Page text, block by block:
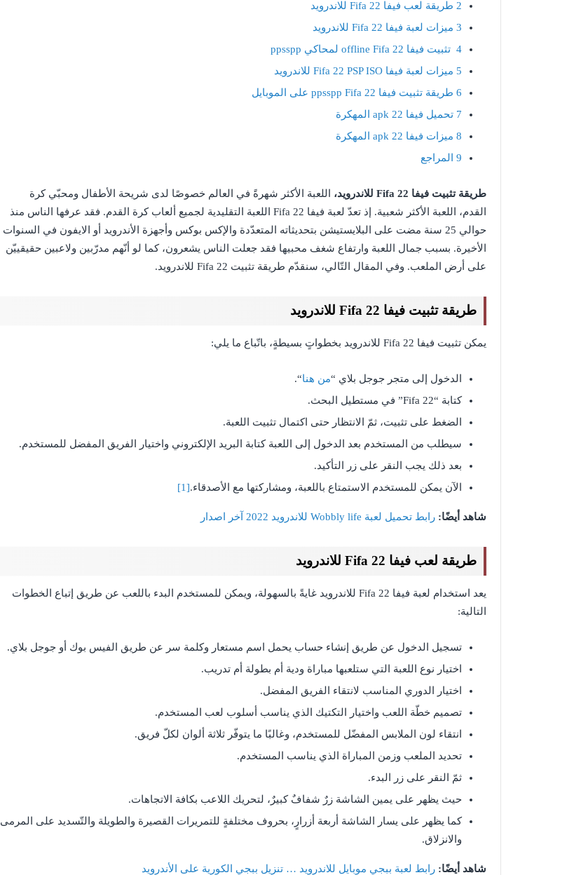
2 طريقة لعب فيفا Fifa 22 للاندرويد
3 ميزات لعبة فيفا Fifa 22 للاندرويد
4 تثبيت فيفا offline Fifa 22 لمحاكي ppsspp
5 ميزات لعبة فيفا Fifa 22 PSP ISO للاندرويد
6 طريقة تثبيت فيفا ppsspp Fifa 22 على الموبايل
7 تحميل فيفا 22 apk المهكرة
8 ميزات فيفا 22 apk المهكرة
9 المراجع
طريقة تثبيت فيفا Fifa 22 للاندرويد، اللعبة الأكثر شهرةً في العالم خصوصًا لدى شريحة الأطفال ومحبّي كرة
القدم، اللعبة الأكثر شعبية. إذ تعدّ لعبة فيفا 22 Fifa اللعبة التقليدية لجميع ألعاب كرة القدم. فقد عرفها الناس منذ
حوالي 25 سنة مضت على البلايستيشن بتحديثاته المتعدّدة والإكس بوكس وأجهزة الأندرويد أو الايفون في السنوات
الأخيرة. بسبب جمال اللعبة وارتفاع شغف محبيها فقد جعلت الناس يشعرون، كما لو أنّهم مدرّبين ولاعبين حقيقييّن
على أرض الملعب. وفي المقال التّالي، سنقدّم طريقة تثبيت Fifa 22 للاندرويد.
طريقة تثبيت فيفا Fifa 22 للاندرويد
يمكن تثبيت فيفا Fifa 22 للاندرويد بخطواتٍ بسيطةٍ، باتّباع ما يلي:
الدخول إلى متجر جوجل بلاي “من هنا“.
كتابة “Fifa 22” في مستطيل البحث.
الضغط على تثبيت، ثمّ الانتظار حتى اكتمال تثبيت اللعبة.
سيطلب من المستخدم بعد الدخول إلى اللعبة كتابة البريد الإلكتروني واختيار الفريق المفضل للمستخدم.
بعد ذلك يجب النقر على زر التأكيد.
الآن يمكن للمستخدم الاستمتاع باللعبة، ومشاركتها مع الأصدقاء.[1]
شاهد أيضًا: رابط تحميل لعبة Wobbly life للاندرويد 2022 آخر اصدار
طريقة لعب فيفا Fifa 22 للاندرويد
يعد استخدام لعبة فيفا Fifa 22 للاندرويد غايةً بالسهولة، ويمكن للمستخدم البدء باللعب عن طريق إتباع الخطوات
التالية:
تسجيل الدخول عن طريق إنشاء حساب يحمل اسم مستعار وكلمة سر عن طريق الفيس بوك أو جوجل بلاي.
اختيار نوع اللعبة التي ستلعبها مباراة ودية أم بطولة أم تدريب.
اختيار الدوري المناسب لانتقاء الفريق المفضل.
تصميم خطّة اللعب واختيار التكتيك الذي يناسب أسلوب لعب المستخدم.
انتقاء لون الملابس المفضّل للمستخدم، وغالبًا ما يتوفّر ثلاثة ألوان لكلّ فريق.
تحديد الملعب وزمن المباراة الذي يناسب المستخدم.
ثمّ النقر على زر البدء.
حيث يظهر على يمين الشاشة زرٌ شفافٌ كبيرٌ، لتحريك اللاعب بكافة الاتجاهات.
كما يظهر على يسار الشاشة أربعة أزرارٍ، بحروف مختلفةٍ للتمريرات القصيرة والطويلة والتّسديد على المرمى
والانزلاق.
شاهد أيضًا: رابط لعبة ببجي موبايل للاندرويد … تنزيل ببجي الكورية على الأندرويد